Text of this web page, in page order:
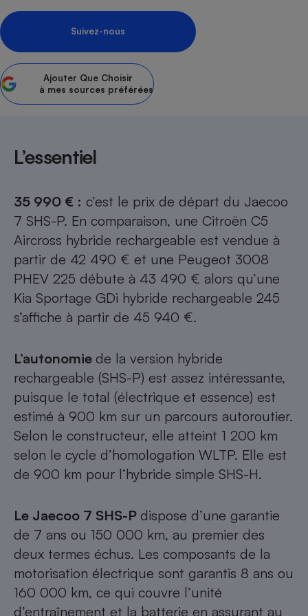
Suivez-nous
Ajouter Que Choisir
à mes sources préférées
L’essentiel
35 990 € : c’est le prix de départ du Jaecoo
7 SHS-P. En comparaison, une Citroën C5
Aircross hybride rechargeable est vendue à
partir de 42 490 € et une Peugeot 3008
PHEV 225 débute à 43 490 € alors qu’une
Kia Sportage GDi hybride rechargeable 245
s’affiche à partir de 45 940 €.
L’autonomie de la version hybride
rechargeable (SHS-P) est assez intéressante,
puisque le total (électrique et essence) est
estimé à 900 km sur un parcours autoroutier.
Selon le constructeur, elle atteint 1 200 km
selon le cycle d’homologation WLTP. Elle est
de 900 km pour l’hybride simple SHS-H.
Le Jaecoo 7 SHS-P dispose d’une garantie
de 7 ans ou 150 000 km, au premier des
deux termes échus. Les composants de la
motorisation électrique sont garantis 8 ans ou
160 000 km, ce qui couvre l’unité
d’entraînement et la batterie en assurant au
Petit électroménager -
Lave-linge
induction
Téléphone mobile -
Antivirus
Radiateur électrique
Climatiseur -
Ventilateur
Antimoustique